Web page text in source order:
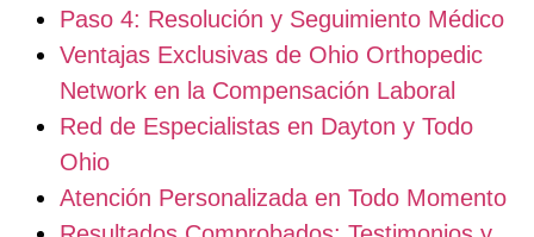
Paso 4: Resolución y Seguimiento Médico
Ventajas Exclusivas de Ohio Orthopedic
Network en la Compensación Laboral
Red de Especialistas en Dayton y Todo
Ohio
Atención Personalizada en Todo Momento